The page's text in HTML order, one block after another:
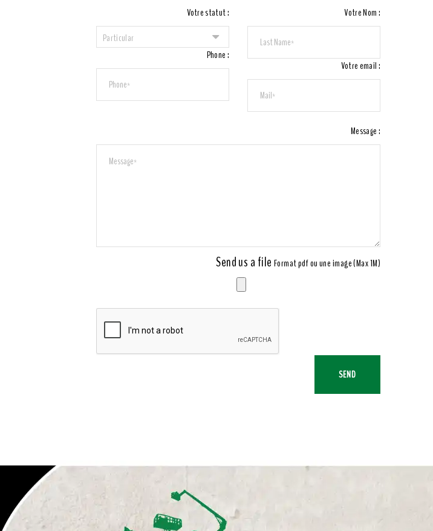
Votre statut :
Particular
Phone :
Votre Nom :
Votre email :
Message :
Send us a file Format pdf ou une image (Max 1M)